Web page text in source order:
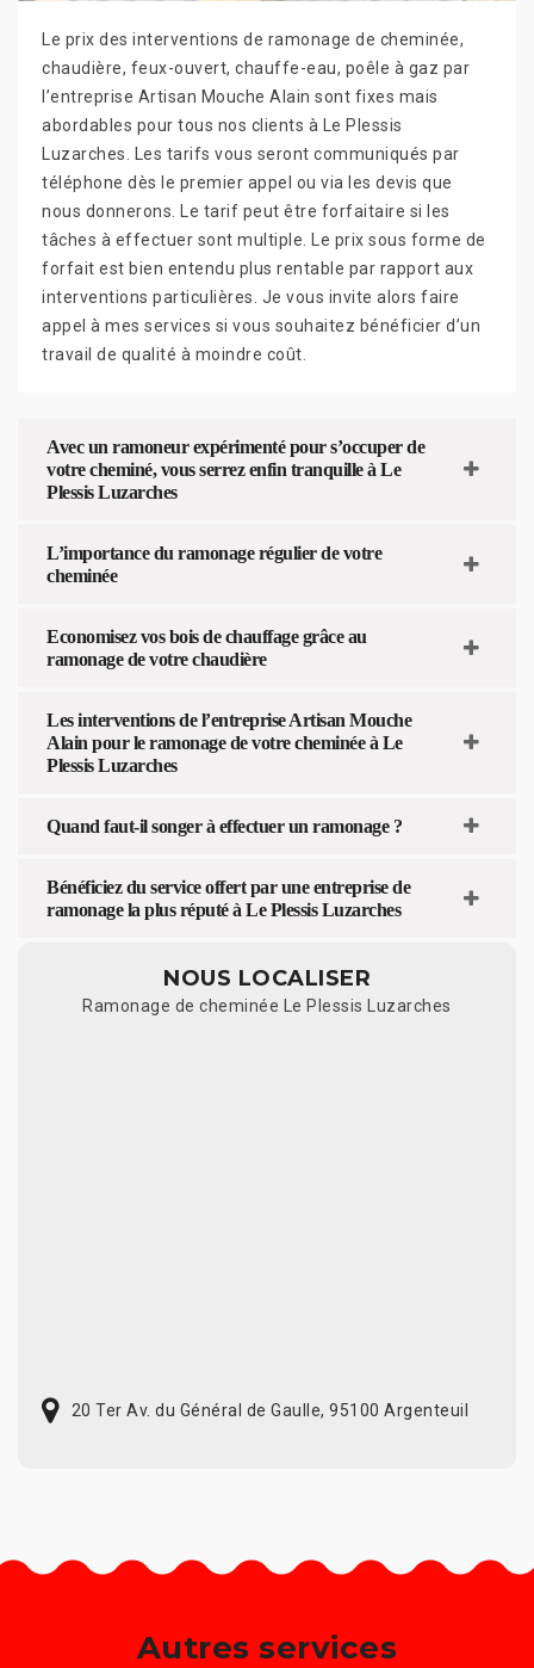
Le prix des interventions de ramonage de cheminée,
chaudière, feux-ouvert, chauffe-eau, poêle à gaz par
l’entreprise Artisan Mouche Alain sont fixes mais
abordables pour tous nos clients à Le Plessis
Luzarches. Les tarifs vous seront communiqués par
téléphone dès le premier appel ou via les devis que
nous donnerons. Le tarif peut être forfaitaire si les
tâches à effectuer sont multiple. Le prix sous forme de
forfait est bien entendu plus rentable par rapport aux
interventions particulières. Je vous invite alors faire
appel à mes services si vous souhaitez bénéficier d’un
travail de qualité à moindre coût.
Avec un ramoneur expérimenté pour s’occuper de
votre cheminé, vous serrez enfin tranquille à Le
Plessis Luzarches
L’importance du ramonage régulier de votre
cheminée
Economisez vos bois de chauffage grâce au
ramonage de votre chaudière
Les interventions de l’entreprise Artisan Mouche
Alain pour le ramonage de votre cheminée à Le
Plessis Luzarches
Quand faut-il songer à effectuer un ramonage ?
Bénéficiez du service offert par une entreprise de
ramonage la plus réputé à Le Plessis Luzarches
NOUS LOCALISER
Ramonage de cheminée Le Plessis Luzarches
20 Ter Av. du Général de Gaulle, 95100 Argenteuil
Autres services